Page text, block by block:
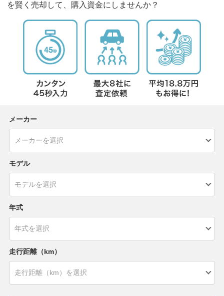
を賢く売却して、購入資金にしませんか？
メーカー
モデル
年式
走行距離（km）